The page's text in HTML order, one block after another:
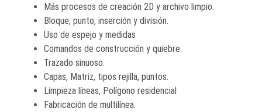
Más procesos de creación 2D y archivo limpio.
Bloque, punto, inserción y división.
Uso de espejo y medidas
Comandos de construcción y quiebre.
Trazado sinuoso.
Capas, Matriz, tipos rejilla, puntos.
Limpieza líneas, Polígono residencial
Fabricación de multilínea.